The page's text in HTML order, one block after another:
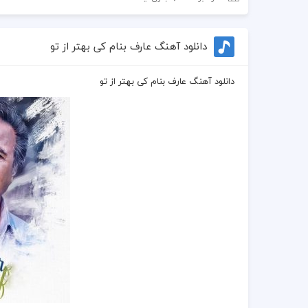
دانلود آهنگ عارف بنام کی بهتر از تو
دانلود آهنگ عارف بنام کی بهتر از تو